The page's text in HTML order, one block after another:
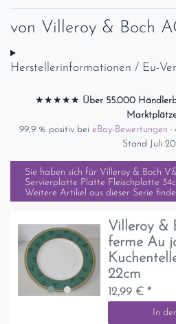
von Villeroy & Boch
Herstellerinformationen / Eu-
★★★★★ Über 55.000
99,9 % positiv bei eBay-Bewertungen
Stand Juli
Sie haben sich für Villeroy & Boch
Servierplatte Platte Fleischplatte
Weitere Artikel aus dieser Serie
Villeroy &
ferme Au
22cm
12,99 € *
In